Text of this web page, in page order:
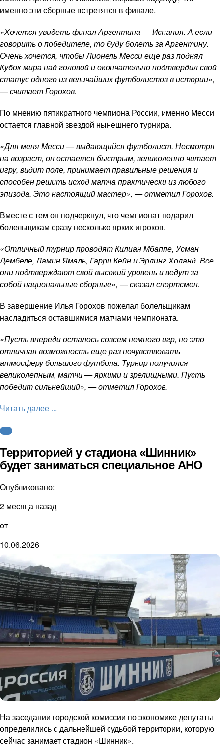
именно эти сборные встретятся в финале.
«Хочется увидеть финал Аргентина — Испания. А если
говорить о победителе, то буду болеть за Аргентину.
Очень хочется, чтобы Лионель Месси еще раз поднял
Кубок мира над головой и окончательно подтвердил свой
статус одного из величайших футболистов в истории»,
— считает Горохов.
По мнению пятикратного чемпиона России, именно Месси
остается главной звездой нынешнего турнира.
«Для меня Месси — выдающийся футболист. Несмотря
на возраст, он остается быстрым, великолепно читает
игру, видит поле, принимает правильные решения и
способен решить исход матча практически из любого
эпизода. Это настоящий мастер», — отметил Горохов.
Вместе с тем он подчеркнул, что чемпионат подарил
болельщикам сразу несколько ярких игроков.
«Отличный турнир проводят Килиан Мбаппе, Усман
Дембеле, Ламин Ямаль, Гарри Кейн и Эрлинг Холанд. Все
они подтверждают свой высокий уровень и ведут за
собой национальные сборные», — сказал спортсмен.
В завершение Илья Горохов пожелал болельщикам
насладиться оставшимися матчами чемпионата.
«Пусть впереди осталось совсем немного игр, но это
отличная возможность еще раз почувствовать
атмосферу большого футбола. Турнир получился
великолепным, матчи — яркими и зрелищными. Пусть
победит сильнейший», — отметил Горохов.
Читать далее ...
ФНЛ
Территорией у стадиона «Шинник»
будет заниматься специальное АНО
Опубликовано:
2 месяца назад
от
10.06.2026
На заседании городской комиссии по экономике депутаты
определились с дальнейшей судьбой территории, которую
сейчас занимает стадион «Шинник».